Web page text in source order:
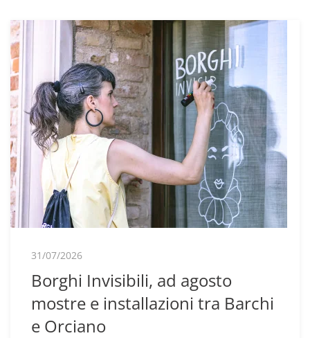
31/07/2026
Borghi Invisibili, ad agosto
mostre e installazioni tra Barchi
e Orciano